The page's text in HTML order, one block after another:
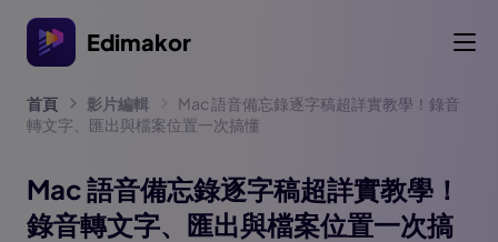
Edimakor
首頁 影片編輯
Mac 語音備忘錄逐字稿超詳實教學！錄音
轉文字、匯出與檔案位置一次搞懂
Mac 語音備忘錄逐字稿超詳實教學！
錄音轉文字、匯出與檔案位置一次搞